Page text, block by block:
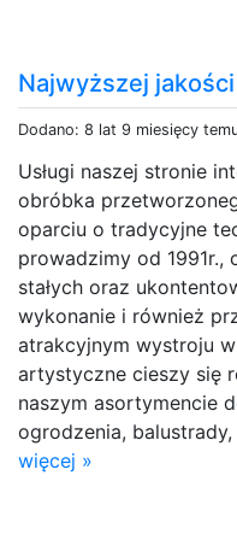
Najwyższej
Dodano: 8 lat 9 miesięcy
Usługi naszej stronie
obróbka
oparciu o tradycyjne
prowadzimy od 1991r.,
stałych oraz
wykonanie i również
atrakcyjnym wystroju
artystyczne cieszy się
naszym asortymencie
ogrodzenia,
więcej »